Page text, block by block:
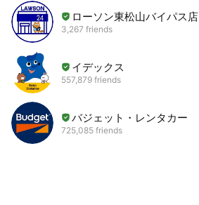
ローソン東松山バイパス店
3,267 friends
イデックス
557,879 friends
バジェット・レンタカー
725,085 friends